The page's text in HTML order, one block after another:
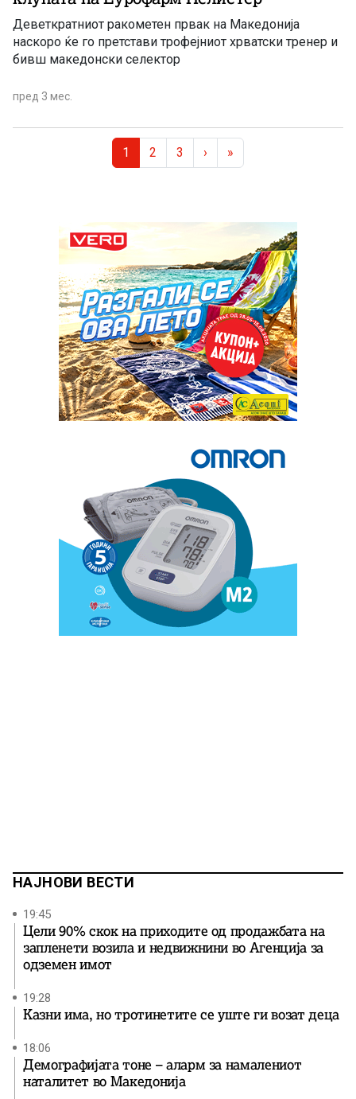
Деветкратниот ракометен првак на Македонија
наскоро ќе го претстави трофејниот хрватски тренер и
бивш македонски селектор
пред 3 мес.
Current Page
1 Page
2 Page
3 › »
НАЈНОВИ ВЕСТИ
19:45
Цели 90% скок на приходите од продажбата на
запленети возила и недвижнини во Агенција за
одземен имот
19:28
Казни има, но тротинетите се уште ги возат деца
18:06
Демографијата тоне – аларм за намалениот
наталитет во Македонија